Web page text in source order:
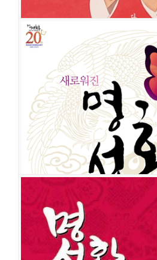
명성황후
공연일시
2021-01-19 ~ 2021-03-07
예술의전당 오페라극장
출연진
김소현신영숙 강필석손준호 박
명성황후
공연일시
2018-03-06 ~ 2018-04-15
세종문화회관 대극장
김소현최현주손준호박완 오종혁